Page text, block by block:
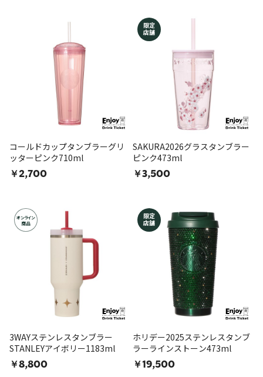
コールドカップタンブラーグリ
ッターピンク710ml
￥2,700
限定
店舗
SAKURA2026グラスタンブラー
ピンク473ml
￥3,500
オンライン
商品
3WAYステンレスタンブラー
STANLEYアイボリー1183ml
￥8,800
限定
店舗
ホリデー2025ステンレスタンブ
ラーラインストーン473ml
￥19,500